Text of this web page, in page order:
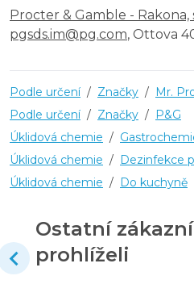
Procter & Gamble - Rakona,
pgsds.im@pg.com, Ottova
Podle určení / Značky /
Mr.
Podle určení / Značky /
P&G
Úklidová chemie /
Úklidová chemie /
Dezinfekce
Úklidová chemie / Do kuchyně
Ostatní
prohlíželi